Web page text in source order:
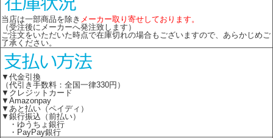
当店は一部商品を除き メーカー取り寄せしております。
（受注後にメーカーへ発注致します）
ご注文をいただいた時点で在庫切れの場合もございますので、あらかじめご
了承ください。
▼代金引換
（代引き手数料：全国一律330円）
▼クレジットカード
▼Amazonpay
▼あと払い（ペイディ）
▼銀行振込（前払い）
・ゆうちょ銀行
・PayPay銀行